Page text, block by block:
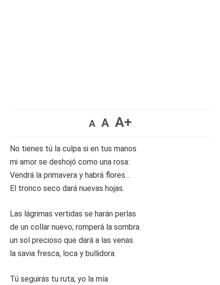
A A A+
No tienes tú la culpa si en tus manos
mi amor se deshojó como una rosa:
Vendrá la primavera y habrá flores…
El tronco seco dará nuevas hojas.
Las lágrimas vertidas se harán perlas
de un collar nuevo; romperá la sombra
un sol precioso que dará a las venas
la savia fresca, loca y bullidora.
Tú seguirás tu ruta; yo la mía